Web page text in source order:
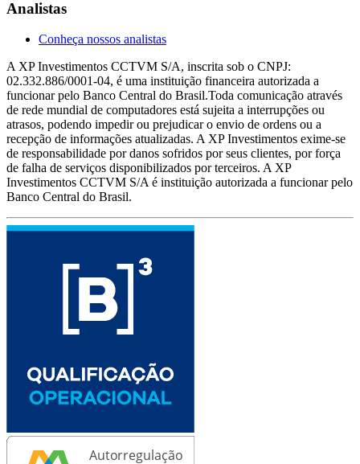
Analistas
Conheça nossos analistas
A XP Investimentos CCTVM S/A, inscrita sob o CNPJ:
02.332.886/0001-04, é uma instituição financeira autorizada a
funcionar pelo Banco Central do Brasil.Toda comunicação através
de rede mundial de computadores está sujeita a interrupções ou
atrasos, podendo impedir ou prejudicar o envio de ordens ou a
recepção de informações atualizadas. A XP Investimentos exime-se
de responsabilidade por danos sofridos por seus clientes, por força
de falha de serviços disponibilizados por terceiros. A XP
Investimentos CCTVM S/A é instituição autorizada a funcionar pelo
Banco Central do Brasil.